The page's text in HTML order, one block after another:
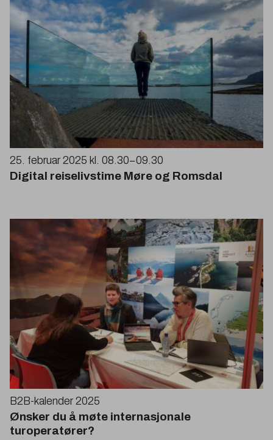
25. februar 2025 kl. 08.30−09.30
Digital reiselivstime Møre og Romsdal
B2 B-kalender 2025
Ønsker du å møte internasjonale
turoperatører?